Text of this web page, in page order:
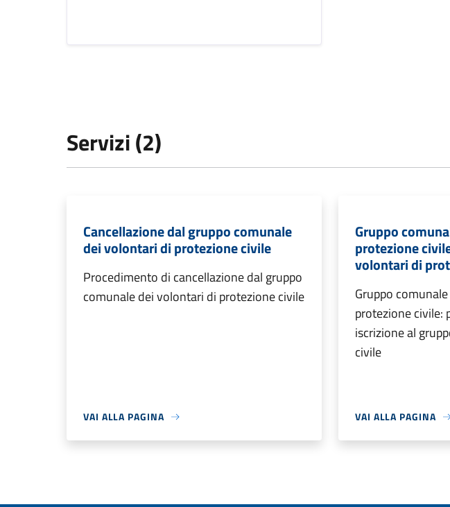
Servizi (2)
Cancellazione dal gruppo comunale
dei volontari di protezione civile
Procedimento di cancellazione dal gruppo
comunale dei volontari di protezione civile
VAI ALLA PAGINA
Gruppo
protezione
volontari di
Gruppo
protezione civile:
iscrizione al
civile
VAI ALLA PAGINA